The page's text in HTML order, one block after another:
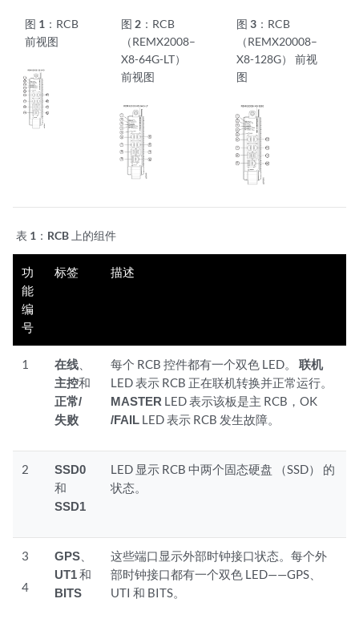
图 1： RCB
前视图
图 2： RCB
（REMX2008–
X8-64G-LT）
前视图
图 3： RCB
（REMX20008–
X8-128G） 前视
图
表 1： RCB 上的组件
功
能
编
号
标签 描述
1 在线
主控和
正常/
失败
每个 RCB 控件都有一个双色 LED。联机
LED 表示 RCB 正在联机转换并正常运行。
MASTER LED 表示该板是主 RCB，OK
/FAIL LED 表示 RCB 发生故障。
2
SSD0
和
SSD1
LED 显示 RCB 中两个固态硬盘 （SSD） 的
状态。
3
4
GPS
UT1 和
BITS
这些端口显示外部时钟接口状态。每个外
部时钟接口都有一个双色 LED——GPS、
UTI 和 BITS。